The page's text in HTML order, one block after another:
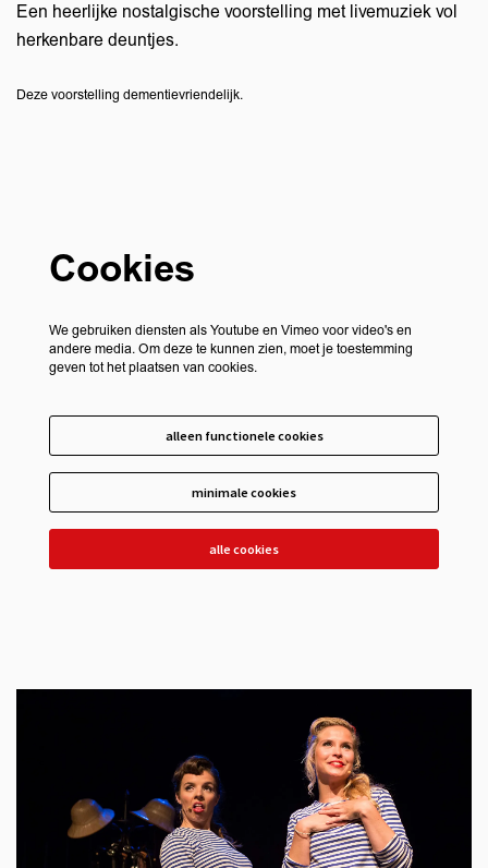
Een heerlijke nostalgische voorstelling met livemuziek vol
herkenbare deuntjes.
Deze voorstelling dementievriendelijk.
Cookies
We gebruiken diensten als Youtube en Vimeo voor video's en
andere media. Om deze te kunnen zien, moet je toestemming
geven tot het plaatsen van cookies.
alleen functionele cookies
minimale cookies
alle cookies